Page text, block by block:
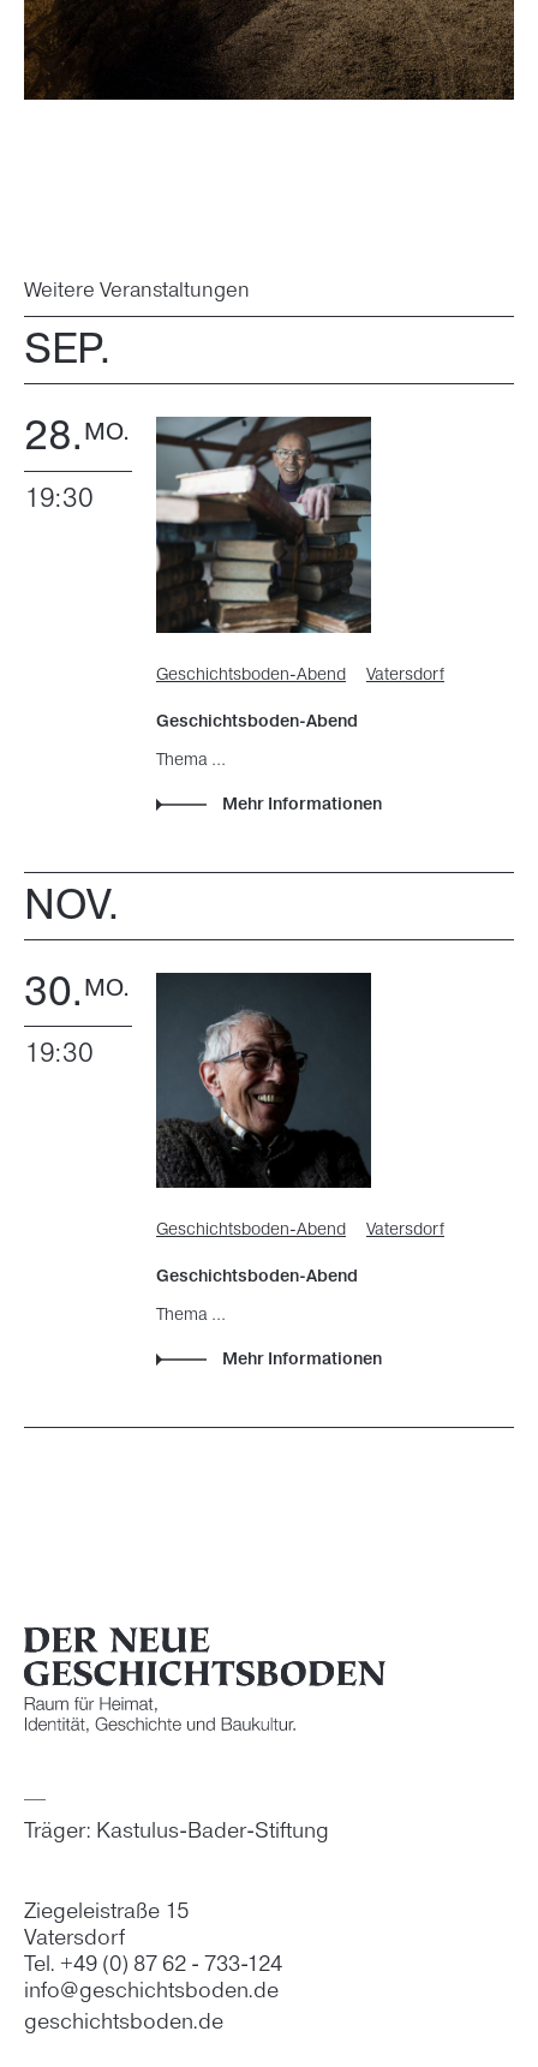
Weitere Veranstaltungen
SEP.
28.MO.
19:30
Geschichtsboden-Abend
Vatersdorf
Geschichtsboden-Abend
Thema ...
Mehr Informationen
NOV.
30.MO.
19:30
Geschichtsboden-Abend
Vatersdorf
Geschichtsboden-Abend
Thema ...
Mehr Informationen
Träger: Kastulus-Bader-Stiftung
Ziegeleistraße 15
Vatersdorf
Tel. +49 (0) 87 62 - 733-124
info@geschichtsboden.de
geschichtsboden.de